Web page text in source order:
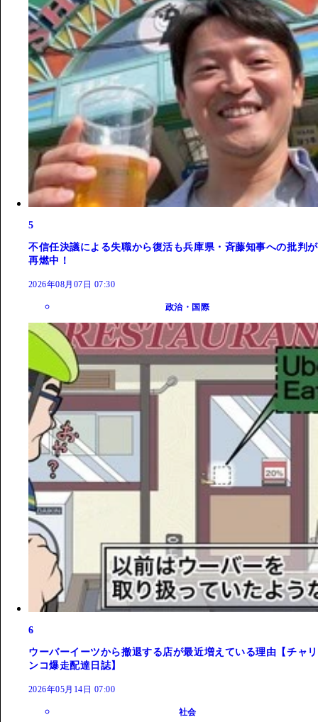
5
不信任決議による失職から復活も兵庫県・斉藤知事への批判が
再燃中！
2026年08月07日 07:30
政治・国際
6
ウーバーイーツから撤退する店が最近増えている理由【チャリ
ンコ爆走配達日誌】
2026年05月14日 07:00
社会